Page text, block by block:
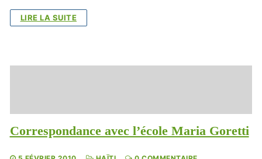
LIRE LA SUITE
Correspondance avec l’école Maria Goretti
Vous pouvez aussi envoyer un chèque à l’ordre de Terre
ou nous réclamer un rib si vous souhaitez faire un